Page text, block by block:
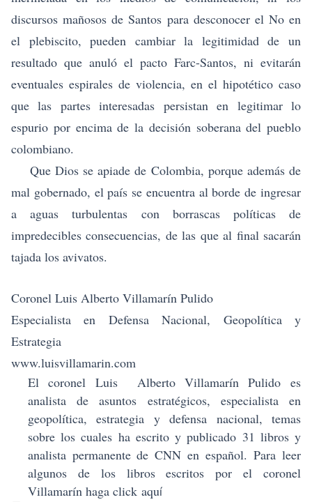
discursos mañosos de Santos para desconocer el No en
el plebiscito, pueden cambiar la legitimidad de un
resultado que anuló el pacto Farc-Santos, ni evitarán
eventuales espirales de violencia, en el hipotético caso
que las partes interesadas persistan en legitimar lo
espurio por encima de la decisión soberana del pueblo
colombiano.
Que Dios se apiade de Colombia, porque además de
mal gobernado, el país se encuentra al borde de ingresar
a aguas turbulentas con borrascas políticas de
impredecibles consecuencias, de las que al final sacarán
tajada los avivatos.
Coronel Luis Alberto Villamarín Pulido
Especialista en Defensa Nacional, Geopolítica y
Estrategia
www.luisvillamarin.com
El coronelLuis Alberto Villamarín Pulidoes
analista de asuntos estratégicos, especialista en
geopolítica, estrategia y defensa nacional, temas
sobre los cuales ha escrito y publicado 31 libros y
analista permanente de CNN en español.Para leer
algunos de los libros escritos por el coronel
Villamarín haga click aquí